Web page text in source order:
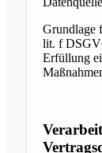
Grundlage
lit. f
Erfüllung